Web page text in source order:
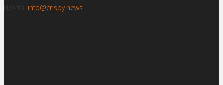
Почта: info@crispy.news